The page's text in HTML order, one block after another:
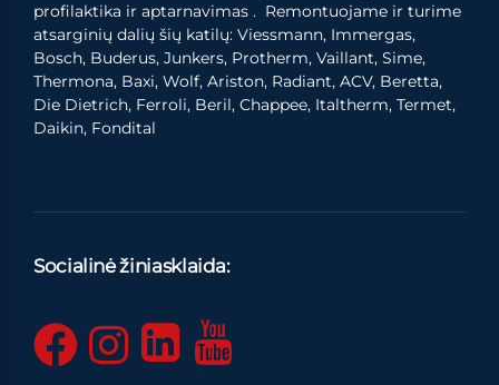
profilaktika ir aptarnavimas . Remontuojame ir turime
atsarginių dalių šių katilų: Viessmann, Immergas,
Bosch, Buderus, Junkers, Protherm, Vaillant, Sime,
Thermona, Baxi, Wolf, Ariston, Radiant, ACV, Beretta,
Die Dietrich, Ferroli, Beril, Chappee, Italtherm, Termet,
Daikin, Fondital
Socialinė žiniasklaida: